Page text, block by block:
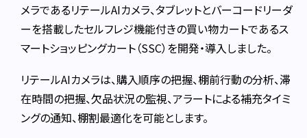
メラであるリテールAIカメラ、タブレットとバーコードリーダ
ーを搭載したセルフレジ機能付きの買い物カートであるス
マートショッピングカート（SSC）を開発・導入しました。
リテールAIカメラは、購入順序の把握、棚前行動の分析、滞
在時間の把握、欠品状況の監視、アラートによる補充タイミ
ングの通知、棚割最適化を可能とします。